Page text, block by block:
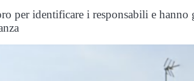
per identificare i responsabili e